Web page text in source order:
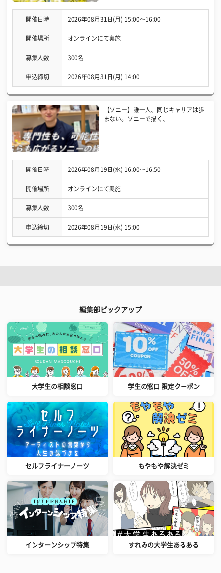
開催日時 2026年08月31日(月) 15:00〜16:00
開催場所 オンラインにて実施
募集人数 300名
申込締切 2026年08月31日(月) 14:00
【ソニー】誰一人、同じキャリアは歩
まない。ソニーで描く、
開催日時 2026年08月19日(水) 16:00〜16:50
開催場所 オンラインにて実施
募集人数 300名
申込締切 2026年08月19日(水) 15:00
編集部ピックアップ
大学生の相談窓口 学生の窓口 限定クーポン
セルフライナーノーツ もやもや解決ゼミ
インターンシップ特集 すれみの大学生あるある